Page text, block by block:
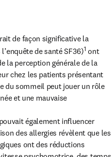
de façon significative la
de santé SF36)1 ont
la perception générale de la
chez les patients présentant
du sommeil peut jouer un rôle
et une mauvaise
également influencer
des allergies révèlent que les
ont des réductions